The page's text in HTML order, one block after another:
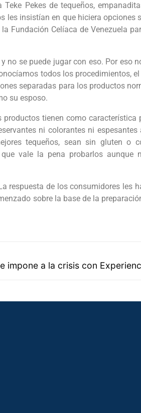
Pekes de tequeños,
les insistían en que hiciera opciones
Fundación Celíaca de Venezuela
no se puede jugar con eso. Por eso
todos los procedimientos,
separadas para los productos
su esposo.
tienen como característica
ni colorantes ni espesantes
tequeños, sean sin gluten o
vale la pena probarlos aunque
respuesta de los consumidores les
sobre la base de la
impone a la crisis con